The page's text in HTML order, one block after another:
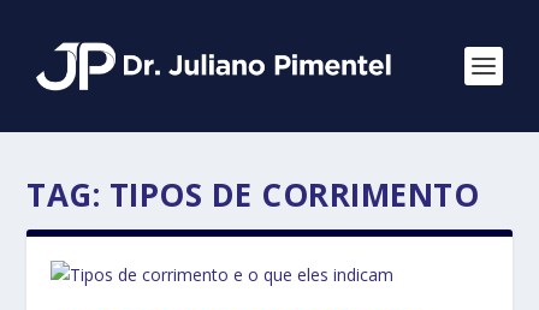
TAG: TIPOS DE CORRIMENTO